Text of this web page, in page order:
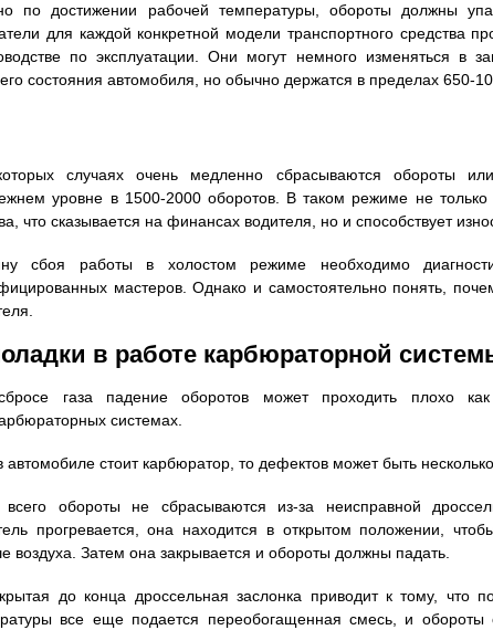
по достижении рабочей температуры, обороты должны
для каждой конкретной модели транспортного средства
по эксплуатации. Они могут немного изменяться в
состояния автомобиля, но обычно держатся в пределах 650-
случаях очень медленно сбрасываются обороты
уровне в 1500-2000 оборотов. В таком режиме не только
что сказывается на финансах водителя, но и способствует
сбоя работы в холостом режиме необходимо
мастеров. Однако и самостоятельно понять,
в работе карбюраторной
газа падение оборотов может проходить плохо
системах.
автомобиле стоит карбюратор, то дефектов может быть несколько.
обороты не сбрасываются из-за неисправной
прогревается, она находится в открытом положении,
воздуха. Затем она закрывается и обороты должны падать.
до конца дроссельная заслонка приводит к тому, что
все еще подается переобогащенная смесь, и обороты